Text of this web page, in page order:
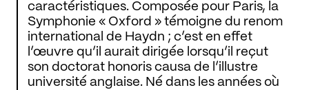
caractéristiques. Composée pour Paris, la
Symphonie « Oxford » témoigne du renom
international de Haydn ; c’est en effet
l’œuvre qu’il aurait dirigée lorsqu’il reçut
son doctorat honoris causa de l’illustre
université anglaise. Né dans les années où